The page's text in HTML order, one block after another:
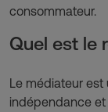
consommateur.
Quel est le
Le médiateur est
indépendance et